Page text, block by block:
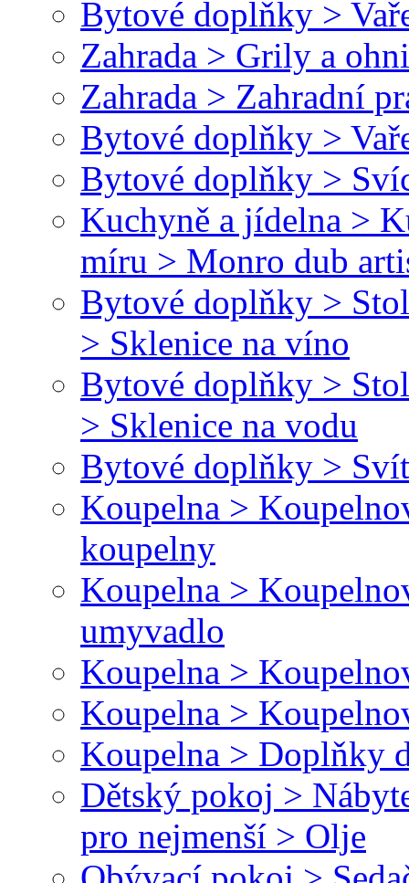
Bytové doplňky >
Zahrada > Grily a
Zahrada > Zahradní
Bytové doplňky >
Bytové doplňky >
Kuchyně a jídelna >
míru > Monro dub
Bytové doplňky >
> Sklenice na víno
Bytové doplňky >
> Sklenice na vodu
Bytové doplňky >
Koupelna >
koupelny
Koupelna >
umyvadlo
Koupelna >
Koupelna >
Koupelna > Doplňky
Dětský pokoj >
pro nejmenší > Olje